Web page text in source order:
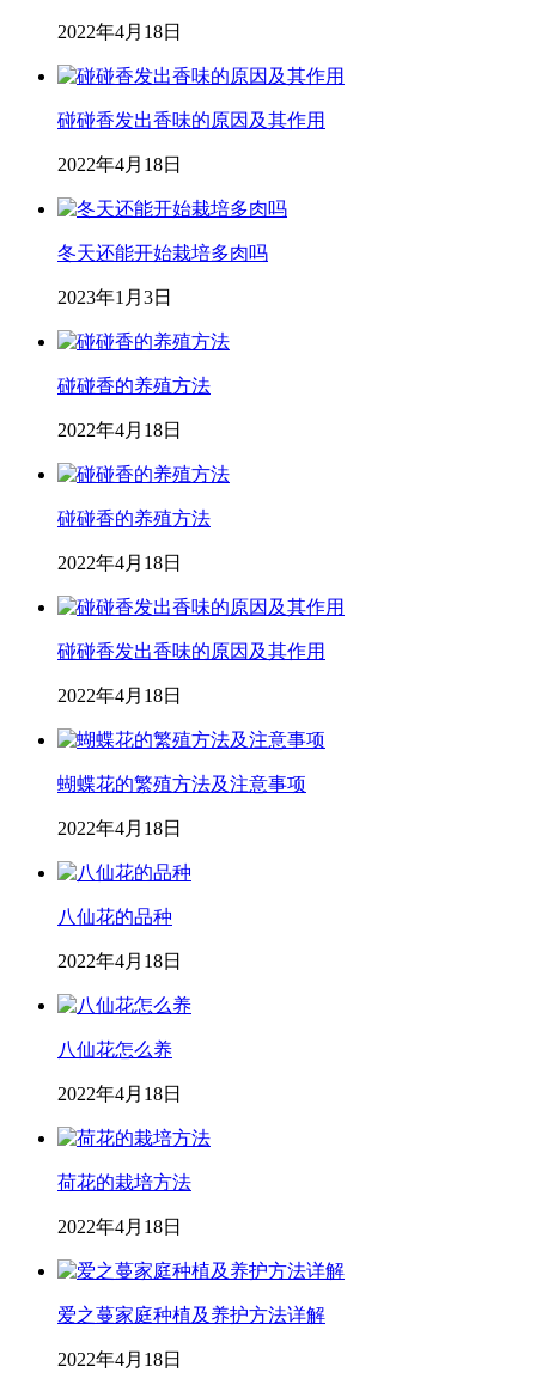
2022年4月18日
碰碰香发出香味的原因及其作用
2022年4月18日
冬天还能开始栽培多肉吗
2023年1月3日
碰碰香的养殖方法
2022年4月18日
碰碰香的养殖方法
2022年4月18日
碰碰香发出香味的原因及其作用
2022年4月18日
蝴蝶花的繁殖方法及注意事项
2022年4月18日
八仙花的品种
2022年4月18日
八仙花怎么养
2022年4月18日
荷花的栽培方法
2022年4月18日
爱之蔓家庭种植及养护方法详解
2022年4月18日